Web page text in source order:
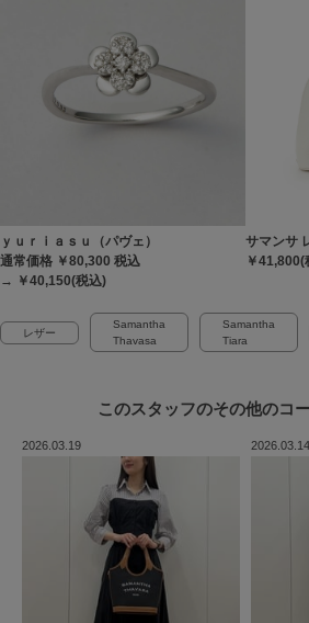
ｙｕｒｉａｓｕ（パヴェ）
通常価格 ￥80,300 税込
→ ￥40,150(税込)
サマンサ
￥41,800(
レザー
Samantha
Thavasa
Samantha
Tiara
このスタッフのその他のコ
2026.03.19 2026.03.14